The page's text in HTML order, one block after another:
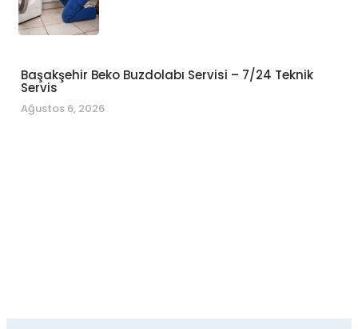
Başakşehir Beko Buzdolabı Servisi – 7/24 Teknik
Servis
Ağustos 6, 2026